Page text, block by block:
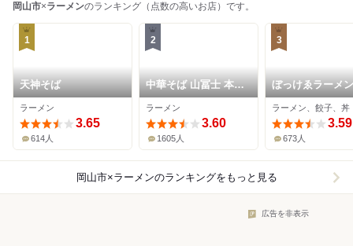
岡山市×ラーメンのランキング（点数の高いお店）です。
1
天神そば
ラーメン
3.65
614人
2
中華そば 山冨士 本町
店
ラーメン
3.60
1605人
3
ぼっけゑラーメン
ラーメン、餃子、丼
3.59
673人
岡山市×ラーメンのランキングをもっと見る
広告を非表示